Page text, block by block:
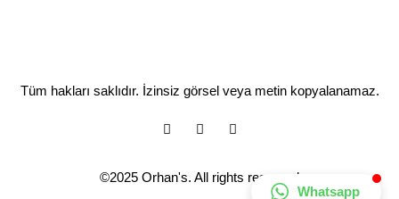
FacebookInstagramYoutube
©2025 Orhan's. All rights reserved
Tüm hakları saklıdır. İzinsiz görsel veya metin kopyalanamaz.
Whatsapp